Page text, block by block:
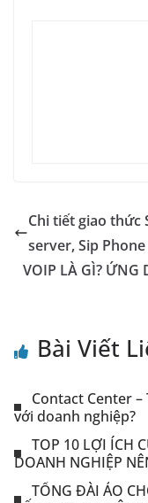
Chi tiết giao thức
server, Sip Phone
VOIP LÀ GÌ? ỨNG
Bài Viết
Contact Center
với doanh nghiệp?
TOP 10 LỢI ÍCH
DOANH NGHIỆP
TỔNG ĐÀI ẢO